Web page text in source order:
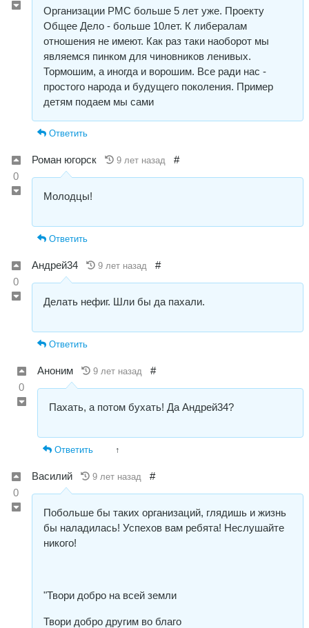
Организации РМС больше 5 лет уже. Проекту
Общее Дело - больше 10лет. К либералам
отношения не имеют. Как раз таки наоборот мы
являемся пинком для чиновников ленивых.
Тормошим, а иногда и ворошим. Все ради нас -
простого народа и будущего поколения. Пример
детям подаем мы сами
Ответить
0
Роман югорск 9 лет назад #
Молодцы!
Ответить
0
Андрей34 9 лет назад #
Делать нефиг. Шли бы да пахали.
Ответить
0
Аноним 9 лет назад #
Пахать, а потом бухать! Да Андрей34?
Ответить ↑
0
Василий 9 лет назад #
Побольше бы таких организаций, глядишь и жизнь
бы наладилась! Успехов вам ребята! Неслушайте
никого!
"Твори добро на всей земли
Твори добро другим во благо